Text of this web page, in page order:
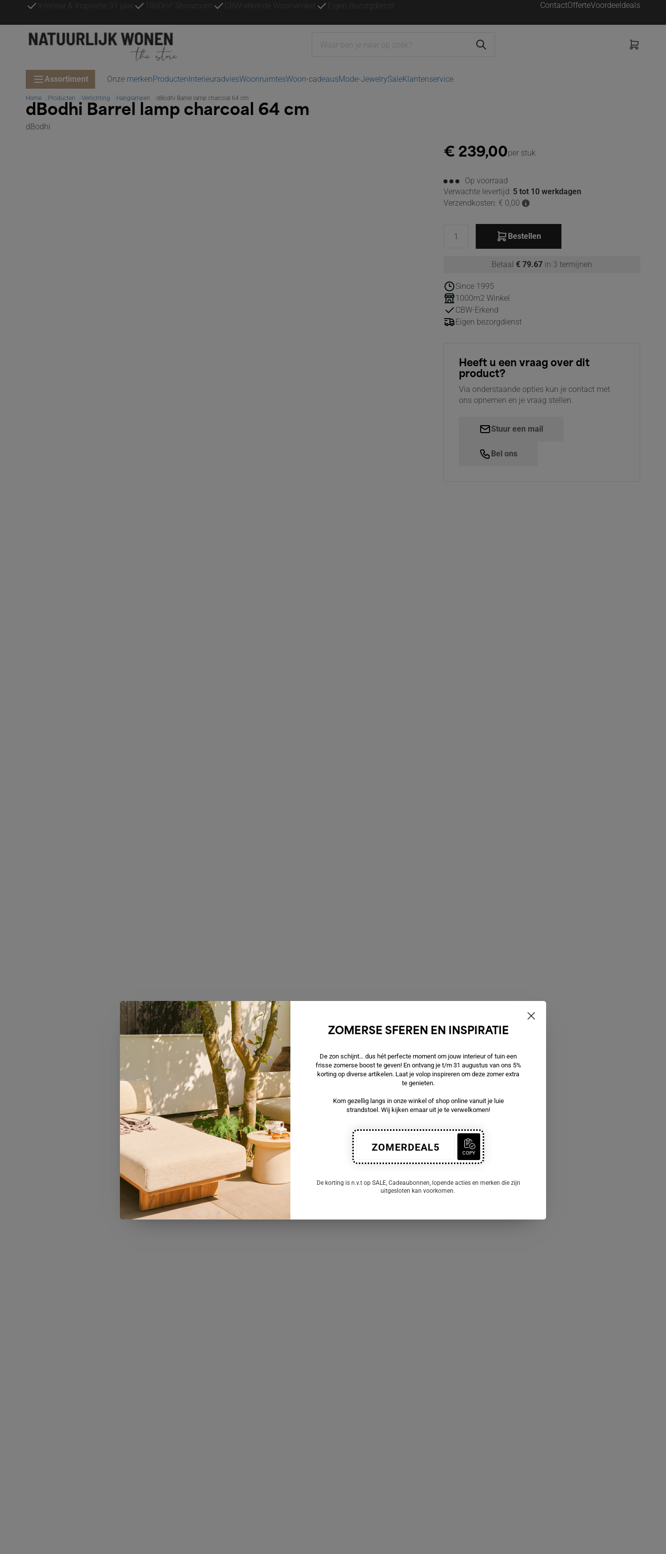
Interieur & Inspiratie 31 jaar 1000m² Showroom CBW-erkende Woonwinkel Eigen Bezorgdienst ContactOfferteVoordeeldeals
Assortiment Onze merkenProductenInterieuradviesWoonruimtesWoon-cadeausMode-JewelrySaleKlantenservice
Home Producten Verlichting Hanglampen dBodhi Barrel lamp charcoal 64 cm
dBodhi Barrel lamp charcoal 64 cm
dBodhi
€ 239,00per stuk
Op voorraad
Verwachte levertijd: 5 tot 10 werkdagen
Verzendkosten: € 0,00
Bestellen
Betaal€ 79.67 in 3 termijnen
Since 1995
1000m2 Winkel
CBW-Erkend
Eigen bezorgdienst
Heeft u een vraag over dit
product?
Via onderstaande opties kun je contact met
ons opnemen en je vraag stellen.
Stuur een mail
Bel ons
ZOMERSE SFEREN EN INSPIRATIE
De zon schijnt… dus hét perfecte moment om jouw interieur of tuin een
frisse zomerse boost te geven! En ontvang je t/m 31 augustus van ons 5%
korting op diverse artikelen. Laat je volop inspireren om deze zomer extra
te genieten.
Kom gezellig langs in onze winkel of shop online vanuit je luie
strandstoel. Wij kijken ernaar uit je te verwelkomen!
ZOMERDEAL5 COPY
De korting is n.v.t op SALE, Cadeaubonnen, lopende acties en merken die zijn
uitgesloten kan voorkomen.